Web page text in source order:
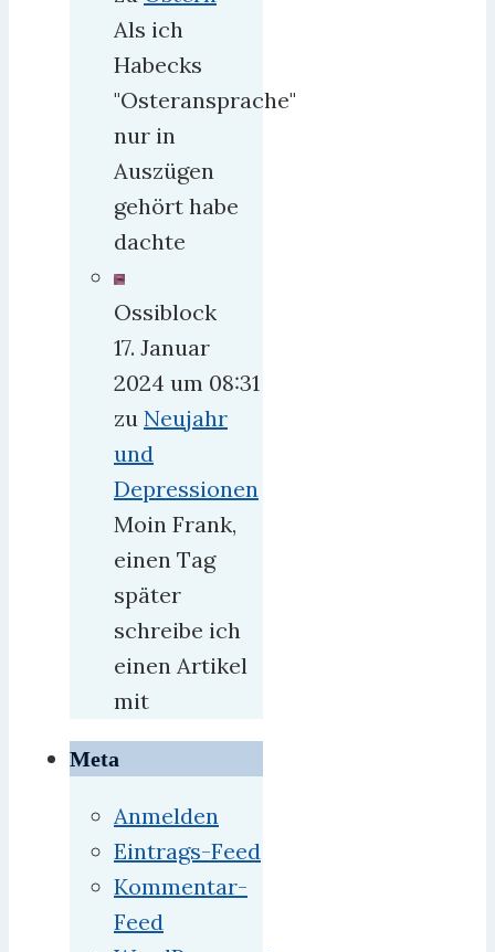
Als ich
Habecks
"Osteransprache"
nur in
Auszügen
gehört habe
dachte
Ossiblock
17. Januar
2024 um 08:31
zu Neujahr
und
Depressionen
Moin Frank,
einen Tag
später
schreibe ich
einen Artikel
mit
Meta
Anmelden
Eintrags-Feed
Kommentar-
Feed